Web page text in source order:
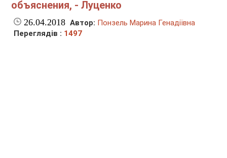
объяснения, - Луценко
26.04.2018 Автор: Понзель Марина Генадіївна
Переглядів : 1497